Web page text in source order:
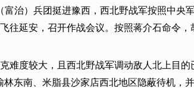
治）兵团挺进豫西，西北野战军按照中央
延安，召开作战会议。按照蒋介石命令
难度较大，且西北野战军调动敌人北上目
东南、米脂县沙家店西北地区隐蔽待机，